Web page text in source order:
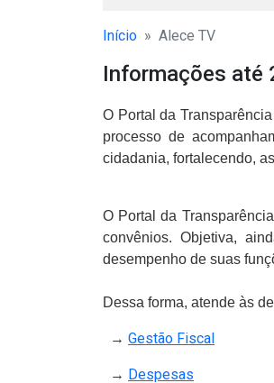
Início Alece TV
Informações até
O Portal da
processo de
cidadania, fortalecendo,
O Portal da
convênios. Objetiva,
desempenho de suas
Dessa forma, atende às
→ Gestão Fiscal(Abre em
→ Despesas